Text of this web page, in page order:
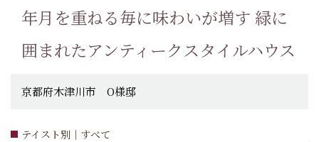
年月を重ねる毎に味わいが増す 緑に
囲まれたアンティークスタイルハウス
京都府木津川市 O様邸
テイスト別｜すべて